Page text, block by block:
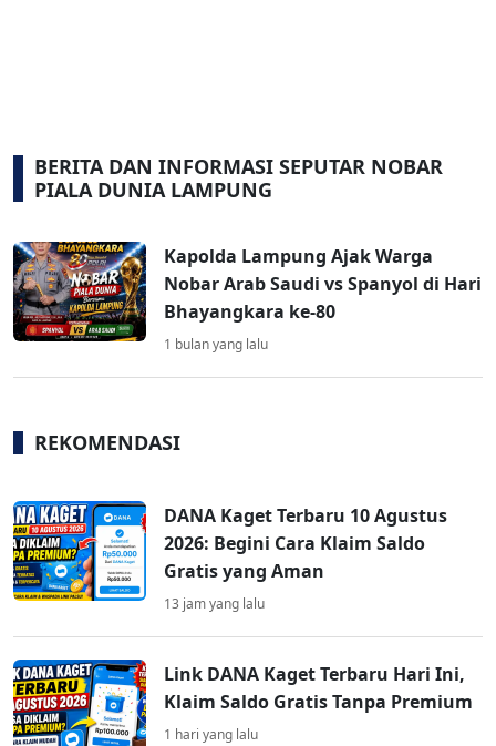
BERITA DAN INFORMASI SEPUTAR NOBAR
PIALA DUNIA LAMPUNG
Kapolda Lampung Ajak Warga
Nobar Arab Saudi vs Spanyol di Hari
Bhayangkara ke-80
1 bulan yang lalu
REKOMENDASI
DANA Kaget Terbaru 10 Agustus
2026: Begini Cara Klaim Saldo
Gratis yang Aman
13 jam yang lalu
Link DANA Kaget Terbaru Hari Ini,
Klaim Saldo Gratis Tanpa Premium
1 hari yang lalu